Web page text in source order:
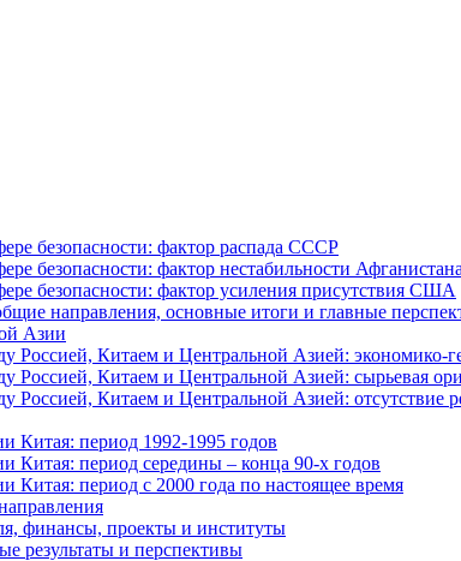
безопасности: фактор распада СССР
безопасности: фактор нестабильности Афганистана
безопасности: фактор усиления присутствия США
направления, основные итоги и главные
Азии
Китаем и Центральной Азией: экономико-
Китаем и Центральной Азией: сырьевая
Китаем и Центральной Азией: отсутствие
Китая: период 1992-1995 годов
Китая: период середины – конца 90-х годов
период с 2000 года по настоящее время
финансы, проекты и институты
результаты и перспективы